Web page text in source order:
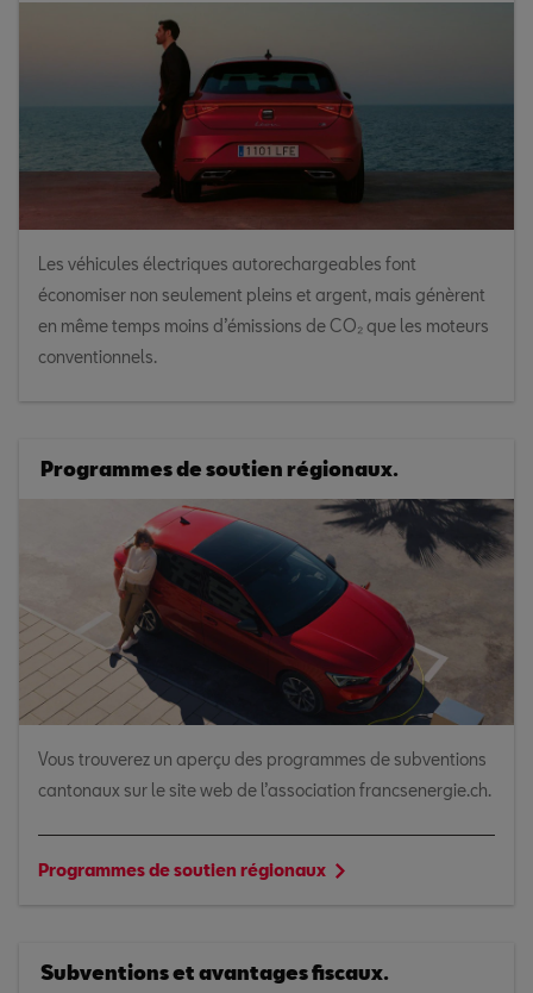
Les véhicules électriques autorechargeables font
économiser non seulement pleins et argent, mais génèrent
en même temps moins d’émissions de CO₂ que les moteurs
conventionnels.
Programmes de soutien régionaux.
Vous trouverez un aperçu des programmes de subventions
cantonaux sur le site web de l’association francsenergie.ch.
Programmes de soutien régionaux
Subventions et avantages fiscaux.